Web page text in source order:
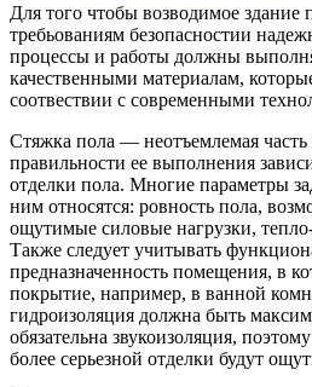
Для того чтобы возводимое здание
требьованиям безопасностии
процессы и работы должны
качественными материалам,
соотвествии с современными
Стяжка пола — неотъемлемая
правильности ее выполнения
отделки пола. Многие параметры
ним относятся: ровность пола,
ощутимые силовые нагрузки,
Также следует учитывать
предназначенность помещения, в
покрытие, например, в ванной
гидроизоляция должна быть
обязательна звукоизоляция,
более серьезной отделки будут